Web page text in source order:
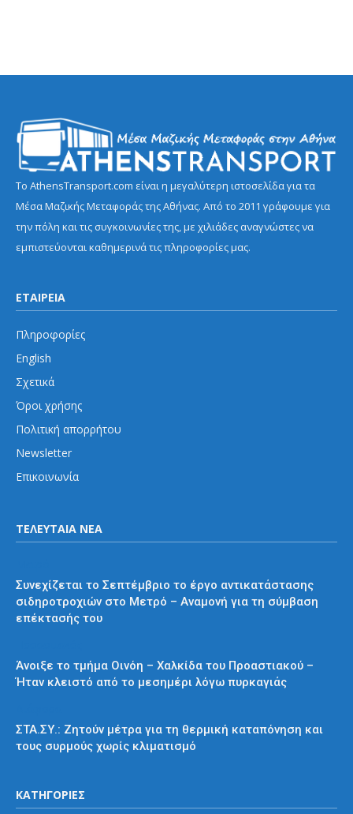
Το AthensTransport.com είναι η μεγαλύτερη ιστοσελίδα για τα
Μέσα Μαζικής Μεταφοράς της Αθήνας. Από το 2011 γράφουμε για
την πόλη και τις συγκοινωνίες της, με χιλιάδες αναγνώστες να
εμπιστεύονται καθημερινά τις πληροφορίες μας.
ΕΤΑΙΡΕΙΑ
Πληροφορίες
English
Σχετικά
Όροι χρήσης
Πολιτική απορρήτου
Newsletter
Επικοινωνία
ΤΕΛΕΥΤΑΙΑ ΝΕΑ
Συνεχίζεται το Σεπτέμβριο το έργο αντικατάστασης
σιδηροτροχιών στο Μετρό – Αναμονή για τη σύμβαση
επέκτασής του
Άνοιξε το τμήμα Οινόη – Χαλκίδα του Προαστιακού –
Ήταν κλειστό από το μεσημέρι λόγω πυρκαγιάς
ΣΤΑ.ΣΥ.: Ζητούν μέτρα για τη θερμική καταπόνηση και
τους συρμούς χωρίς κλιματισμό
ΚΑΤΗΓΟΡΙΕΣ